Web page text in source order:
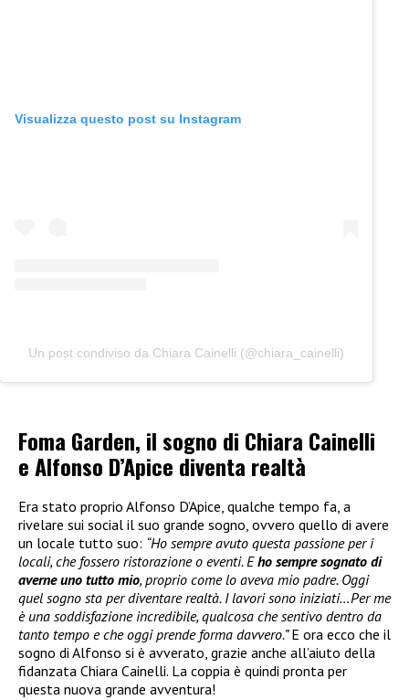
Visualizza questo post su Instagram
Un post condiviso da Chiara Cainelli (@chiara_cainelli)
Foma Garden, il sogno di Chiara Cainelli
e Alfonso D’Apice diventa realtà
Era stato proprio Alfonso D’Apice, qualche tempo fa, a
rivelare sui social il suo grande sogno, ovvero quello di avere
un locale tutto suo: “Ho sempre avuto questa passione per i
locali, che fossero ristorazione o eventi. Eho sempre sognato di
averne uno tutto mio, proprio come lo aveva mio padre. Oggi
quel sogno sta per diventare realtà. I lavori sono iniziati…Per me
è una soddisfazione incredibile, qualcosa che sentivo dentro da
tanto tempo e che oggi prende forma davvero.”E ora ecco che il
sogno di Alfonso si è avverato, grazie anche all’aiuto della
fidanzata Chiara Cainelli. La coppia è quindi pronta per
questa nuova grande avventura!